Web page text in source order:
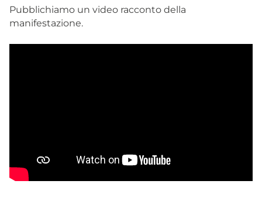
Pubblichiamo un video racconto della
manifestazione.